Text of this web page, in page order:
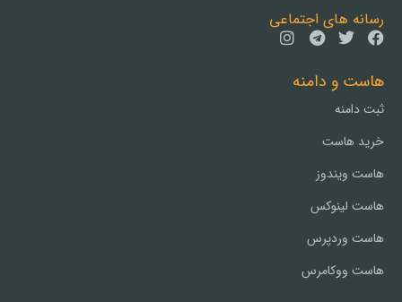
رسانه های اجتماعی
هاست و دامنه
ثبت دامنه
خرید هاست
هاست ویندوز
هاست لینوکس
هاست وردپرس
هاست ووکامرس